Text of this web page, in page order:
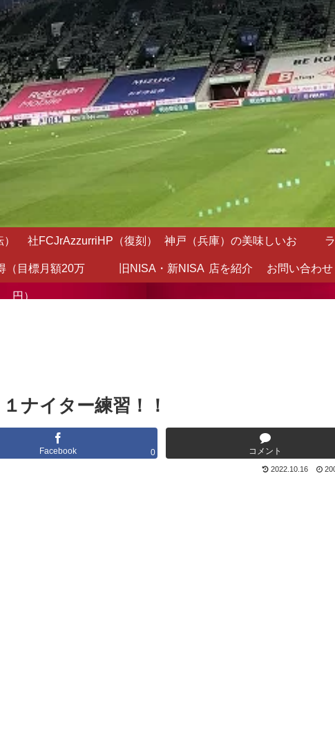
社FCJrAzzurriHP（復刻） 神戸（兵庫）の美味しいお
店を紹介
（目標月額20万
円）
旧NISA・新NISA お問い合わせ
ナイター練習！！
Facebook 0 コメント
2022.10.16